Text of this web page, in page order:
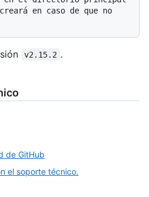
en caso de que no
v2.15.2 .
de GitHub
el soporte técnico.